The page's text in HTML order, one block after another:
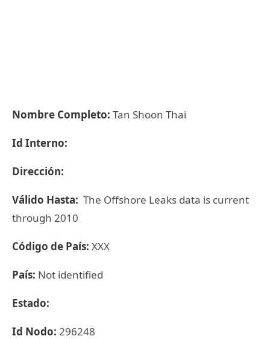
Nombre Completo: Tan Shoon Thai
Id Interno:
Dirección:
Válido Hasta: The Offshore Leaks data is current
through 2010
Código de País: XXX
País: Not identified
Estado:
Id Nodo: 296248